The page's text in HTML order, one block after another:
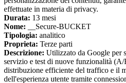
effettuate in materia di privacy.
Durata: 13 mesi
Nome: __Secure-BUCKET
Tipologia: analitico
Proprieta: Terze parti
Descrizione: Utilizzato da Google per
servizio e test di nuove funzionalità (A/
distribuzione efficiente del traffico e il
dell'esperienza utente tramite